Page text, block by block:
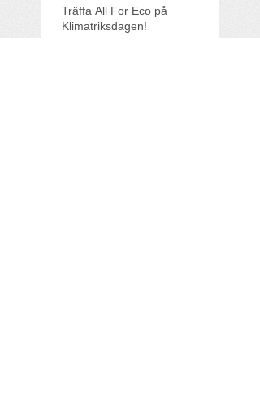
Träffa All For Eco på
Klimatriksdagen!